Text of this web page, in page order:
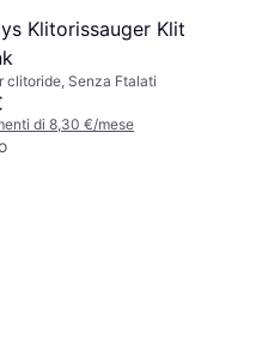
Klitorissauger Klit
clitoride, Senza Ftalati
di 8,30 €/mese